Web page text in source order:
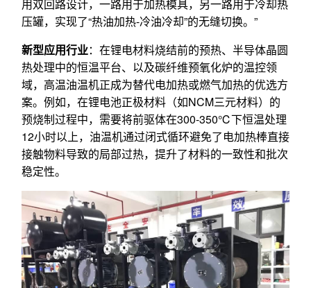
用双回路设计，一路用于加热模具，另一路用于冷却热
压罐，实现了“热油加热-冷油冷却”的无缝切换。”
新型应用行业：在锂电材料烧结前的预热、半导体晶圆
热处理中的恒温平台、以及碳纤维预氧化炉的温控领
域，高温油温机正成为替代电加热或燃气加热的优选方
案。例如，在锂电池正极材料（如NCM三元材料）的
预烧制过程中，需要将前驱体在300-350℃下恒温处理
12小时以上，油温机通过闭式循环避免了电加热棒直接
接触物料导致的局部过热，提升了材料的一致性和批次
稳定性。